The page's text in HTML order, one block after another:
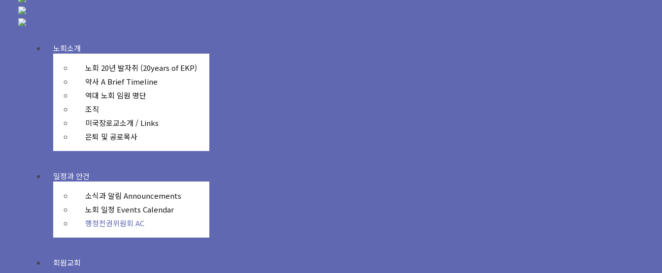
노회소개
노회 20년 발자취 (20years of EKP)
약사 A Brief Timeline
역대 노회 임원 명단
조직
미국장로교소개 / Links
은퇴 및 공로목사
일정과 안건
소식과 알림 Announcements
노회 일정 Events Calendar
행정전권위원회 AC
회원교회